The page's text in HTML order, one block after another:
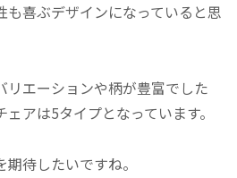
も喜ぶデザインになっていると思
リエーションや柄が豊富でした
アは5タイプとなっています。
待したいですね。